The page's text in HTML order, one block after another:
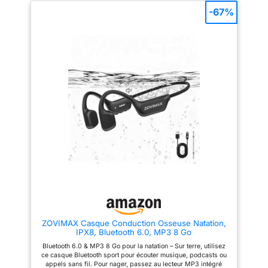
Ecouteurs sans fil adoptent la
technologie Bluetoth 5.4,
puissante pour une
transmission plus stable et une
consommation d'énergie plus
faible, ce qui prolonge
considérablement la distance
de transmission et améliore la
vitesse par rapport à Bluetoth
5.2, vous apporter une
expérience d'écoute plus stable
ouvrez l'étui de chargement. 40
Heures de Lecture et Affichage
LED: Les oreillette bluetooth
offrent jusqu'à 8 heures de
sur une seule charge, et l'étui
de 400 mAh charge inclus
deux heures supplémentaires
après seulement 10 minutes de
charge Résistance à l'eau :
IP54 et IPX2 des écouteurs et
de l'étui Appels pratiques :
Discutez pendant des heures
grâce à la fonction mains libres
et à un design ergonomique et
contrôlez la quantité de voix
que vous entendez avec la
technologie VoiceAware
Contenu : 1x Écouteurs intra-
auriculaires JBL Wave Beam
avec étui de chargement, 1x
ZOVIMAX Casque Conduction Osseuse Natation,
IPX8, Bluetooth 6.0, MP3 8 Go
Bluetooth 6.0 & MP3 8 Go pour la natation – Sur terre, utilisez
ce casque Bluetooth sport pour écouter musique, podcasts ou
appels sans fil. Pour nager, passez au lecteur MP3 intégré
-67%